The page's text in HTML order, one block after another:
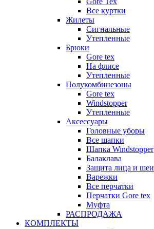
Все куртки
Жилеты
Сигнальные
Утепленные
Брюки
Gore tex
На флисе
Утепленные
Полукомбинезоны
Gore tex
Windstopper
Утепленные
Аксессуары
Головные уборы
Все шапки
Шапка Windstopper
Балаклава
Защита лица и шеи
Варежки
Все перчатки
Перчатки Gore tex
Муфта
РАСПРОДАЖА
КОМПЛЕКТЫ